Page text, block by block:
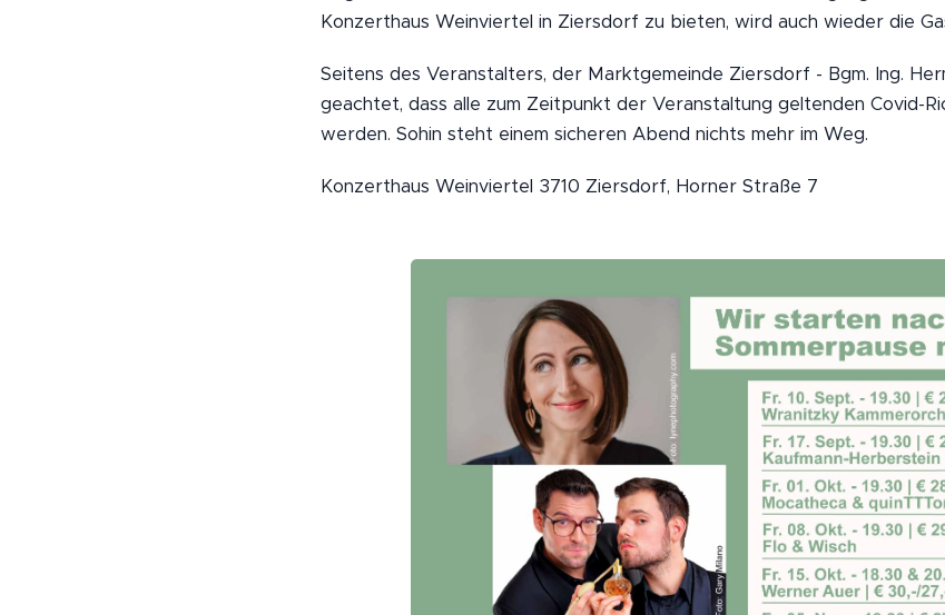
Konzerthaus Weinviertel in Ziersdorf zu bieten, wird auch wieder die
Seitens des Veranstalters, der Marktgemeinde Ziersdorf - Bgm. Ing.
geachtet, dass alle zum Zeitpunkt der Veranstaltung geltenden Covid-
werden. Sohin steht einem sicheren Abend nichts mehr im Weg.
Konzerthaus Weinviertel 3710 Ziersdorf, Horner Straße 7